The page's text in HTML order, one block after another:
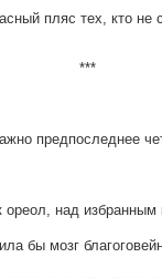
пляс тех, кто
***
предпоследнее
ореол, над избранным
бы мозг